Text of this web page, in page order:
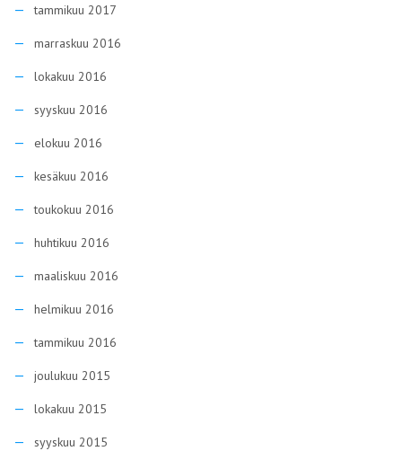
tammikuu 2017
marraskuu 2016
lokakuu 2016
syyskuu 2016
elokuu 2016
kesäkuu 2016
toukokuu 2016
huhtikuu 2016
maaliskuu 2016
helmikuu 2016
tammikuu 2016
joulukuu 2015
lokakuu 2015
syyskuu 2015